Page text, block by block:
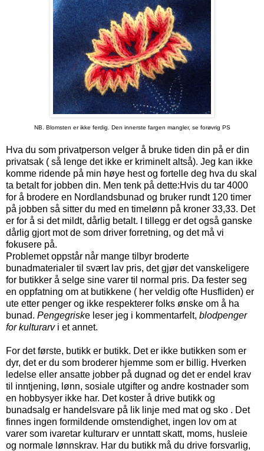
NB. Blomsten er ikke ferdig. Den innerste fargen mangler, se forøvrig PS
Hva du som privatperson velger å bruke tiden din på er din
privatsak ( så lenge det ikke er kriminelt altså). Jeg kan ikke
komme ridende på min høye hest og fortelle deg hva du skal
ta betalt for jobben din. Men tenk på dette:Hvis du tar 4000
for å brodere en Nordlandsbunad og bruker rundt 120 timer
på jobben så sitter du med en timelønn på kroner 33,33. Det
er for å si det mildt, dårlig betalt. I tillegg er det også ganske
dårlig gjort mot de som driver forretning, og det må vi
fokusere på.
Problemet oppstår når mange tilbyr broderte
bunadmaterialer til svært lav pris, det gjør det vanskeligere
for butikker å selge sine varer til normal pris. Da fester seg
en oppfatning om at butikkene ( her veldig ofte Husfliden) er
ute etter penger og ikke respekterer folks ønske om å ha
bunad. Pengegriske leser jeg i kommentarfelt, blodpenger
for kulturarv i et annet.
For det første, butikk er butikk. Det er ikke butikken som er
dyr, det er du som broderer hjemme som er billig. Hverken
ledelse eller ansatte jobber på dugnad og det er endel krav
til inntjening, lønn, sosiale utgifter og andre kostnader som
en hobbysyer ikke har. Det koster å drive butikk og
bunadsalg er handelsvare på lik linje med mat og sko . Det
finnes ingen formildende omstendighet, ingen lov om at
varer som ivaretar kulturarv er unntatt skatt, moms, husleie
og normale lønnskrav. Har du butikk må du drive forsvarlig,